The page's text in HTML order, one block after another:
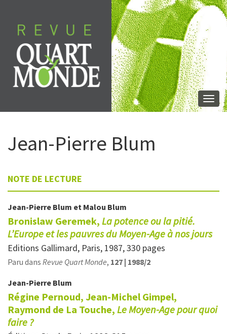
contenu
Jean-Pierre Blum
NOTE DE LECTURE
Jean-Pierre Blum et Malou Blum
Bronislaw Geremek, La potence ou la pitié.
L’Europe et les pauvres du Moyen-Age à nos jours
Editions Gallimard, Paris, 1987, 330 pages
Paru dans Revue Quart Monde, 127 | 1988/2
Jean-Pierre Blum
Régine Pernoud, Jean-Michel Gimpel,
Raymond de La Touche, Le Moyen-Age pour quoi
faire ?